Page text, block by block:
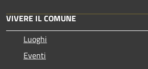
VIVERE IL COMUNE
Luoghi
Eventi